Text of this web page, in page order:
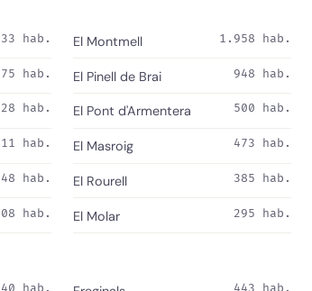
hab.
hab.
hab.
hab.
hab.
hab.
El Montmell 1.958 hab.
El Pinell de Brai 948 hab.
El Pont d'Armentera 500 hab.
El Masroig 473 hab.
El Rourell 385 hab.
El Molar 295 hab.
hab. 443 hab.